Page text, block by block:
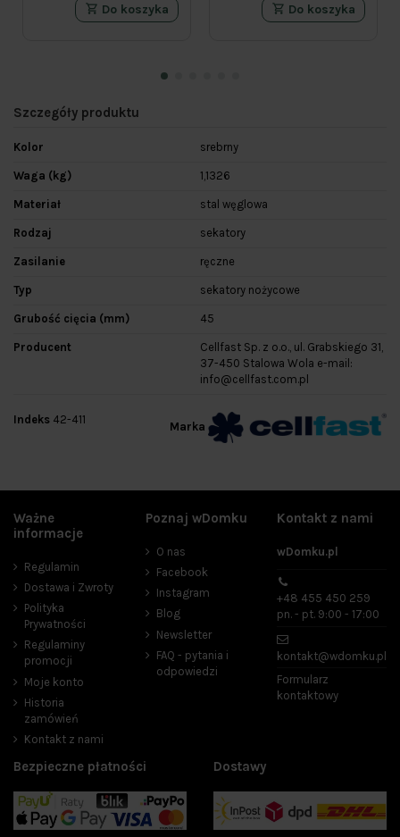
Do koszyka Do koszyka
Szczegóły produktu
Kolor srebrny
Waga (kg) 1,1326
Materiał stal węglowa
Rodzaj sekatory
Zasilanie ręczne
Typ sekatory nożycowe
Grubość cięcia (mm) 45
Producent
Cellfast Sp. z o.o., ul. Grabskiego 31,
37-450 Stalowa Wola e-mail:
info@cellfast.com.pl
Marka
Indeks 42-411
Ważne
informacje
Regulamin
Dostawa i Zwroty
Polityka
Prywatności
Regulaminy
promocji
Moje konto
Historia
zamówień
Kontakt z nami
Poznaj wDomku
O nas
Facebook
Instagram
Blog
Newsletter
FAQ - pytania i
odpowiedzi
Kontakt z nami
wDomku.pl
+48 455 450 259
pn. - pt. 9:00 - 17:00
kontakt@wdomku.pl
Formularz
kontaktowy
Bezpieczne płatności Dostawy